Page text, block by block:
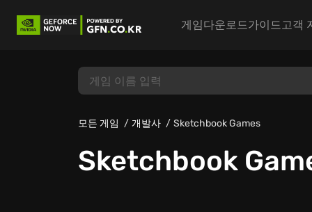
게임다운로드가이드고객
모든 게임 개발사 Sketchbook Games
Sketchbook